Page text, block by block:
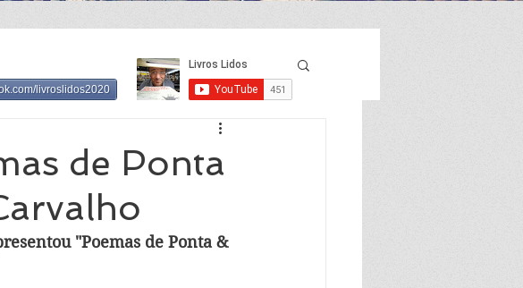
de Ponta
"Poemas de Ponta &
livroslidos2020